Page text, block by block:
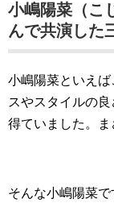
小嶋陽菜（こ
んで共演した
小嶋陽菜といえ
スやスタイルの
得ていました。ま
そんな小嶋陽菜